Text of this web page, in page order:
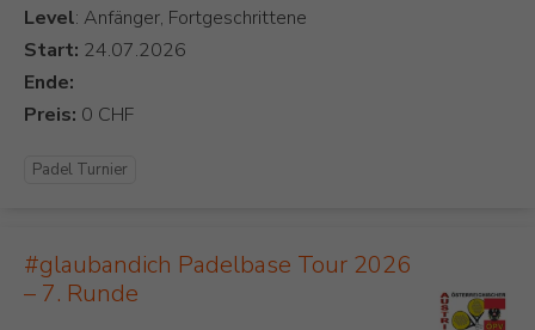
Level: Anfänger, Fortgeschrittene
Start:
Ende:
Preis:
Padel Turnier
#glaubandich Padelbase Tour 2026
– 7. Runde